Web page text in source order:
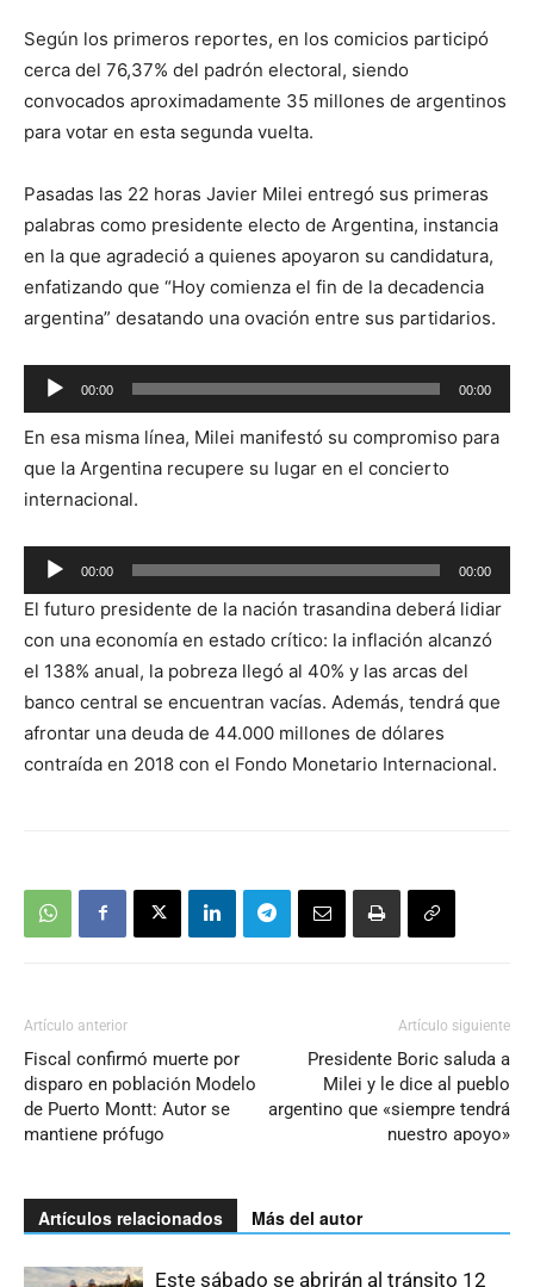
Según los primeros reportes, en los comicios participó
cerca del 76,37% del padrón electoral, siendo
convocados aproximadamente 35 millones de argentinos
para votar en esta segunda vuelta.
Pasadas las 22 horas Javier Milei entregó sus primeras
palabras como presidente electo de Argentina, instancia
en la que agradeció a quienes apoyaron su candidatura,
enfatizando que “Hoy comienza el fin de la decadencia
argentina” desatando una ovación entre sus partidarios.
Reproductor
de
audio
00:00 00:00
En esa misma línea, Milei manifestó su compromiso para
que la Argentina recupere su lugar en el concierto
internacional.
Reproductor
de
audio
00:00 00:00
El futuro presidente de la nación trasandina deberá lidiar
con una economía en estado crítico: la inflación alcanzó
el 138% anual, la pobreza llegó al 40% y las arcas del
banco central se encuentran vacías. Además, tendrá que
afrontar una deuda de 44.000 millones de dólares
contraída en 2018 con el Fondo Monetario Internacional.
Artículo anterior
Fiscal confirmó muerte por
disparo en población Modelo
de Puerto Montt: Autor se
mantiene prófugo
Artículo siguiente
Presidente Boric saluda a
Milei y le dice al pueblo
argentino que «siempre tendrá
nuestro apoyo»
Artículos relacionados Más del autor
Este sábado se abrirán al tránsito 12